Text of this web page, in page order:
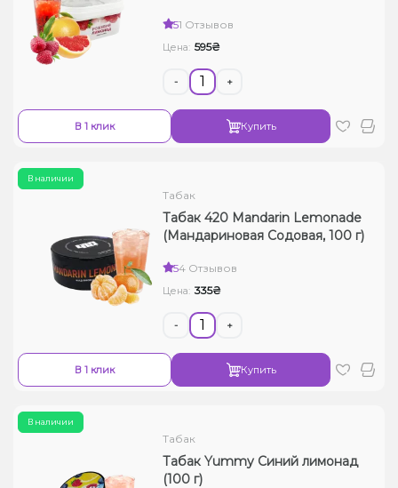
51 Отзывов
Цена: 595₴
- +
В 1 клик Купить
В наличии
Табак
Табак 420 Mandarin Lemonade
(Мандариновая Содовая, 100 г)
54 Отзывов
Цена: 335₴
- +
В 1 клик Купить
В наличии
Табак
Табак Yummy Синий лимонад
(100 г)